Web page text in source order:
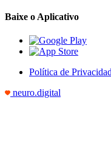
Baixe o Aplicativo
Política de
neuro.digital